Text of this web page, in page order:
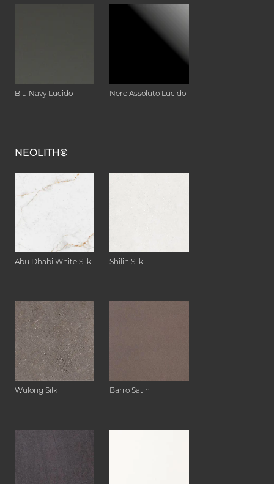
Blu Navy Lucido Nero Assoluto Lucido
NEOLITH®
Abu Dhabi White Silk Shilin Silk
Wulong Silk Barro Satin